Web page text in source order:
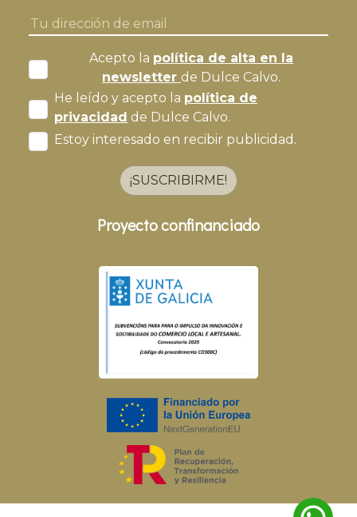
Acepto la política de alta en la
newsletter de Dulce Calvo.
He leído y acepto la política de
privacidad de Dulce Calvo.
Estoy interesado en recibir publicidad.
¡SUSCRIBIRME!
Proyecto confinanciado